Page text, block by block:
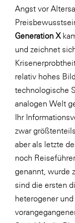
Angst vor
Generation X
und zeichnet
relativ hohes
technologische
analogen Welt
Ihr
zwar
aber als letzte
noch
genannt, wurde
sind die ersten
heterogener